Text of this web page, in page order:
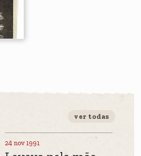
ver todas
24 nov 1991